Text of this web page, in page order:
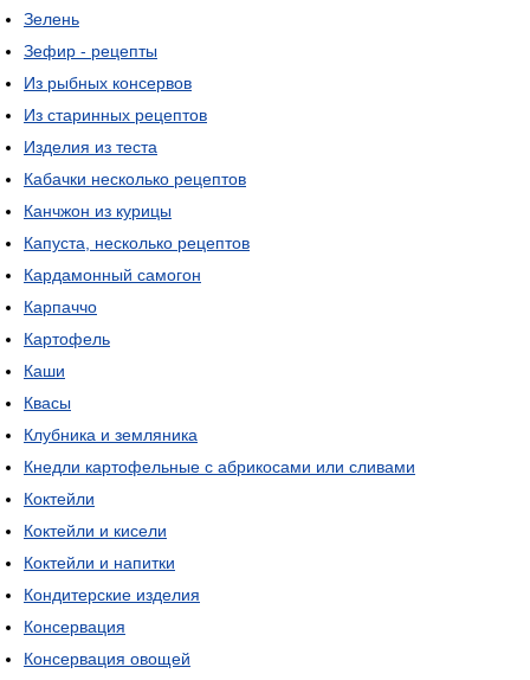
Зелень
Зефир - рецепты
Из рыбных консервов
Из старинных рецептов
Изделия из теста
Кабачки несколько рецептов
Канчжон из курицы
Капуста, несколько рецептов
Кардамонный самогон
Карпаччо
Картофель
Каши
Квасы
Клубника и земляника
Кнедли картофельные с абрикосами или сливами
Коктейли
Коктейли и кисели
Коктейли и напитки
Кондитерские изделия
Консервация
Консервация овощей